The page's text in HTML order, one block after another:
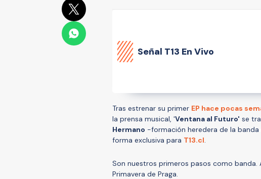
Señal T13 En Vivo
Tras estrenar su primer EP hace pocas
la prensa musical, 'Ventana al Futuro' se
Hermano -formación heredera de la banda
forma exclusiva para T13.cl.
Son nuestros primeros pasos como
Primavera de Praga.